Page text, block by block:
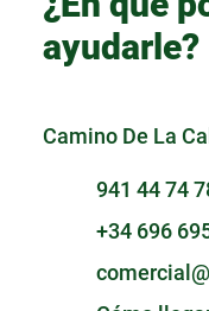
ayudarle?
Camino De La
941 44 74
+34 696